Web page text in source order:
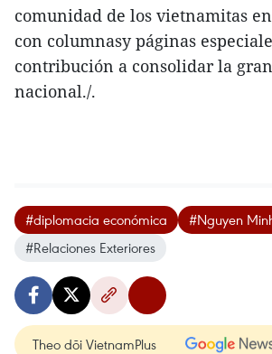
comunidad de los vietnamitas
con columnasy páginas
contribución a consolidar la
nacional./.
#diplomacia económica
#Nguyen
#Relaciones Exteriores
Theo dõi VietnamPlus